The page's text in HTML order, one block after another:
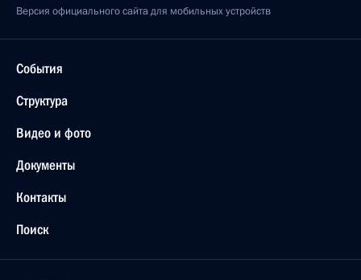
Версия официального сайта для мобильных устройств
События
Структура
Видео и фото
Документы
Контакты
Поиск